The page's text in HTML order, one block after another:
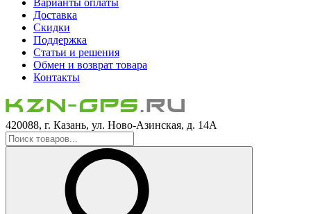
Варианты оплаты
Доставка
Скидки
Поддержка
Статьи и решения
Обмен и возврат товара
Контакты
420088, г. Казань, ул. Ново-Азинская, д. 14А